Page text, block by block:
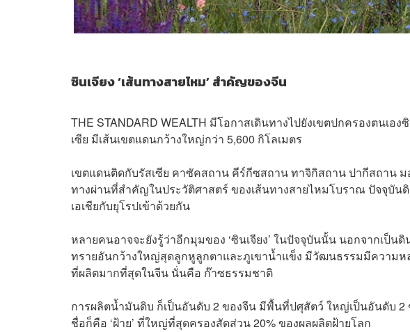
ซินเจียง ‘เส้นทางสายไหม’ สำคัญของจีน
THE STANDARD WEALTH มีโอกาสเดินทางไปยังเขตปกครองตนเอ
เซีย มีเส้นเขตแดนกว้างใหญ่กว่า 5,600 กิโลเมตร
เขตแดนติดกับรัสเซีย คาซัคสถาน คีร์กีซสถาน ทาจิกิสถาน ปากีสถาน ม
ทางผ่านที่สำคัญในประวัติศาสตร์ ของเส้นทางสายไหมโบราณ ปัจจุบั
เอเชียกับยุโรปเข้าด้วยกัน
หลายคนอาจจะยังรู้ว่าอีกมุมของ ‘ซินเจียง’ ในปัจจุบันนั้น นอกจากเป็
ทรายอันกว้างใหญ่สุดลูกหูลูกตาและภูเขาน้ำแข็ง มีวัฒนธรรมมีควา
ที่ผลิตมากที่สุดในจีน นั่นคือ ก๊าซธรรมชาติ
การผลิตน้ำมันดิบ ก็เป็นอันดับ 2 ของจีน มีพื้นที่ปศุสัตว์ ใหญ่เป็นอันดับ
ชื่อก็คือ ‘ฝ้าย’ ที่ใหญ่ที่สุดครองสัดส่วน 20% ของผลผลิตฝ้ายโลก